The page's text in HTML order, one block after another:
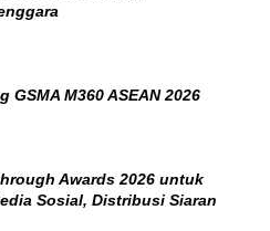
M360 ASEAN 2026
Awards 2026 untuk
Sosial, Distribusi Siaran